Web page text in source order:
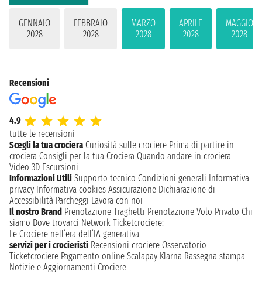
GENNAIO
2028
FEBBRAIO
2028
MARZO
2028
APRILE
2028
MAGGIO
2028
Recensioni
4.9
tutte le recensioni
Scegli la tua crociera Curiosità sulle crociere Prima di partire in
crociera Consigli per la tua Crociera Quando andare in crociera
Video 3D Escursioni
Informazioni Utili Supporto tecnico Condizioni generali Informativa
privacy Informativa cookies Assicurazione Dichiarazione di
Accessibilità Parcheggi Lavora con noi
Il nostro Brand Prenotazione Traghetti Prenotazione Volo Privato Chi
siamo Dove trovarci Network Ticketcrociere:
Le Crociere nell’era dell’IA generativa
servizi per i crocieristi Recensioni crociere Osservatorio
Ticketcrociere Pagamento online Scalapay Klarna Rassegna stampa
Notizie e Aggiornamenti Crociere